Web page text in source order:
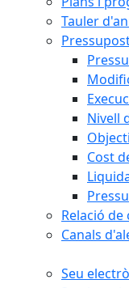
Tauler
Nivell
Cost
Relació
Canals
Seu